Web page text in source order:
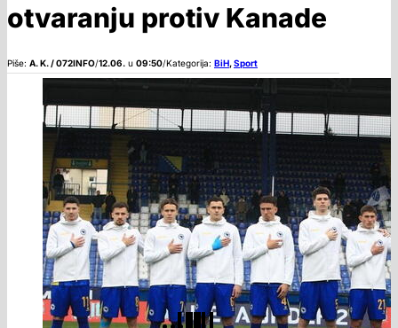
otvaranju protiv Kanade
Piše: A. K. / 072INFO/12.06. u 09:50/Kategorija: BiH,Sport